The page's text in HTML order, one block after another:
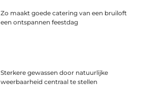
Zo maakt goede catering van een bruiloft
een ontspannen feestdag
Sterkere gewassen door natuurlijke
weerbaarheid centraal te stellen